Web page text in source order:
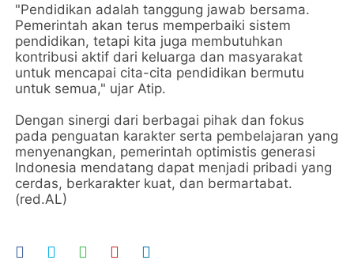
"Pendidikan adalah tanggung jawab bersama.
Pemerintah akan terus memperbaiki sistem
pendidikan, tetapi kita juga membutuhkan
kontribusi aktif dari keluarga dan masyarakat
untuk mencapai cita-cita pendidikan bermutu
untuk semua," ujar Atip.
Dengan sinergi dari berbagai pihak dan fokus
pada penguatan karakter serta pembelajaran yang
menyenangkan, pemerintah optimistis generasi
Indonesia mendatang dapat menjadi pribadi yang
cerdas, berkarakter kuat, dan bermartabat.
(red.AL)